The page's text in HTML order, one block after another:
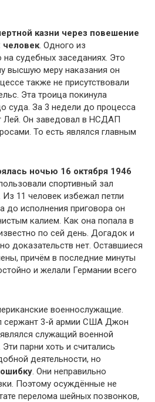
казни через повешение
. Одного из
судебных заседаниях. Это
высшую меру наказания он
также не присутствовали
Эта троица покинула
суда. За 3 недели до процесса
Лей. Он заведовал в НСДАП
То есть являлся главным
ночью 16 октября 1946
спортивный зал
11 человек избежал петли
до исполнения приговора он
калием. Как она попала в
по сей день. Догадок и
доказательств нет. Оставшиеся
причём в последние минуты
и желали Германии всего
военнослужащие.
сержант 3-й армии США Джон
служащий военной
парни хоть и считались
деятельности, но
. Они неправильно
Поэтому осуждённые не
перелома шейных позвонков,